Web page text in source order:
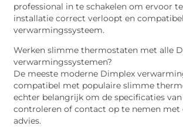
professional in te schakelen om ervoor
installatie correct verloopt en
verwarmingssysteem.
Werken slimme thermostaten met alle
verwarmingssystemen?
De meeste moderne Dimplex
compatibel met populaire slimme
echter belangrijk om de specificaties
controleren of contact op te nemen met
advies.